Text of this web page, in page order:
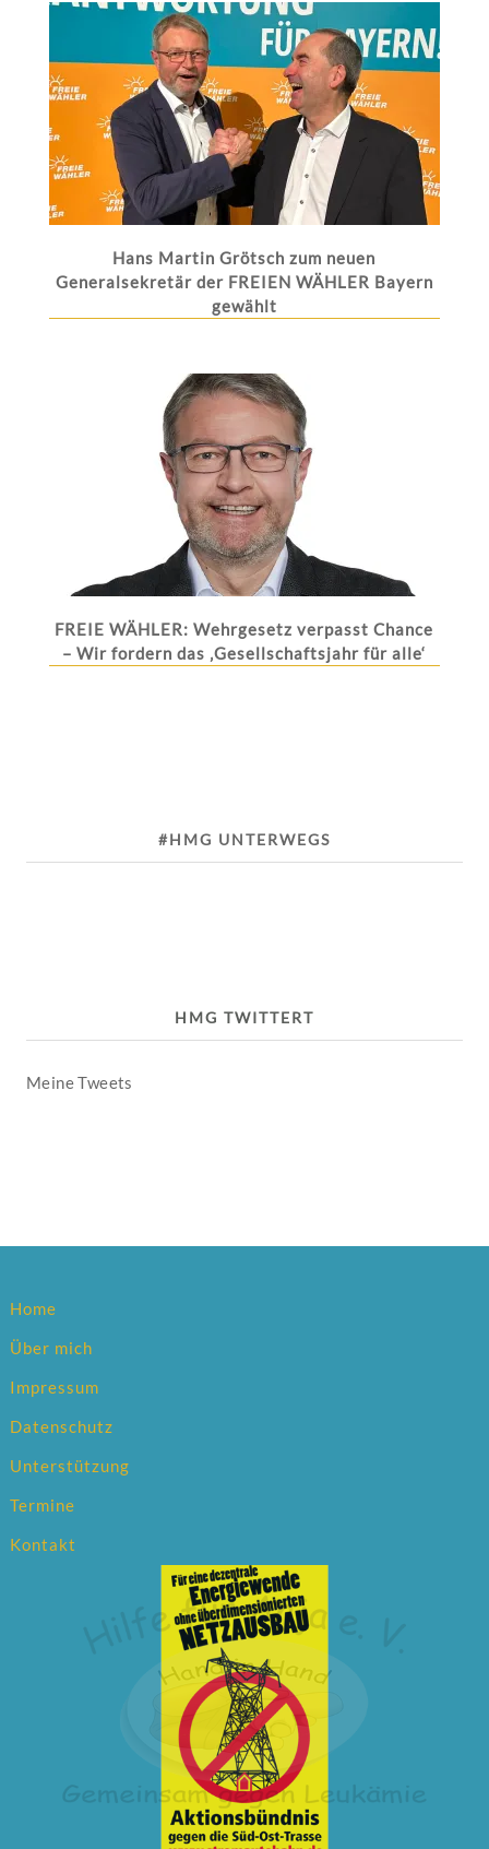
Hans Martin Grötsch zum neuen
Generalsekretär der FREIEN WÄHLER Bayern
gewählt
FREIE WÄHLER: Wehrgesetz verpasst Chance
– Wir fordern das ‚Gesellschaftsjahr für alle‘
#HMG UNTERWEGS
HMG TWITTERT
Meine Tweets
Home
Über mich
Impressum
Datenschutz
Unterstützung
Termine
Kontakt